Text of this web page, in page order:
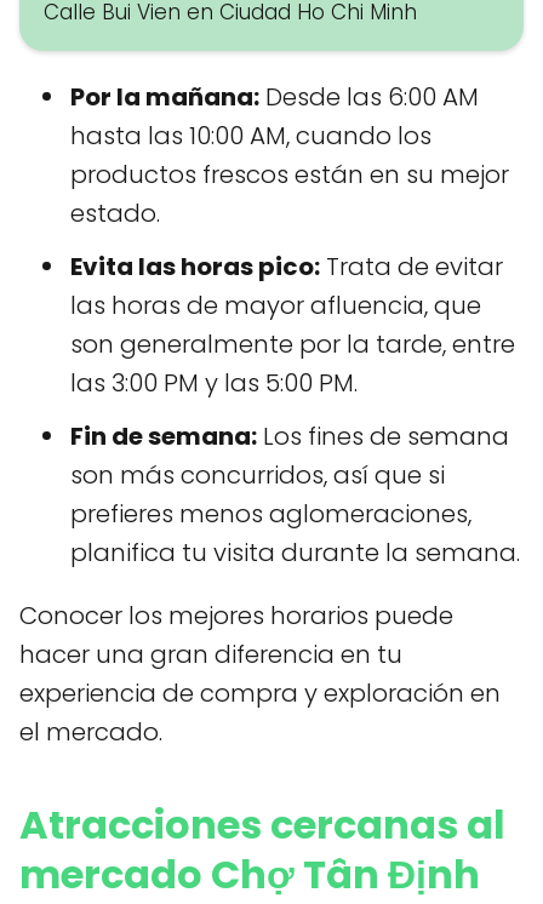
Calle Bui Vien en Ciudad Ho Chi Minh
Por la mañana: Desde las 6:00 AM
hasta las 10:00 AM, cuando los
productos frescos están en su mejor
estado.
Evita las horas pico: Trata de evitar
las horas de mayor afluencia, que
son generalmente por la tarde, entre
las 3:00 PM y las 5:00 PM.
Fin de semana: Los fines de semana
son más concurridos, así que si
prefieres menos aglomeraciones,
planifica tu visita durante la semana.
Conocer los mejores horarios puede
hacer una gran diferencia en tu
experiencia de compra y exploración en
el mercado.
Atracciones cercanas al
mercado Chợ Tân Định